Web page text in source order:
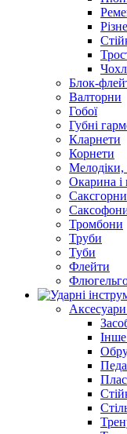
Блок-
Валторни
Гобої
Губні
Кларнети
Корнети
Мелодіки,
Окарина і
Саксгорни
Тромбони
Труби
Туби
Флейти